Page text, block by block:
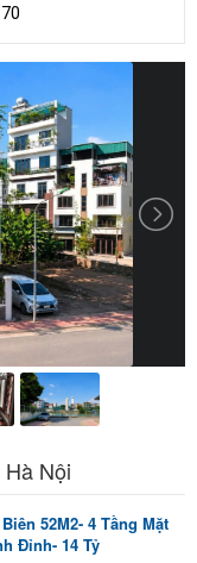
Nội
52M2- 4 Tầng Mặt
Đỉnh- 14 Tỷ